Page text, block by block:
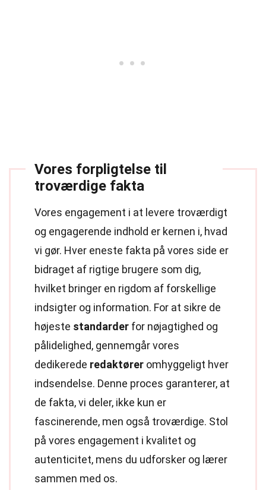
Vores forpligtelse til
troværdige fakta
Vores engagement i at levere troværdigt
og engagerende indhold er kernen i, hvad
vi gør. Hver eneste fakta på vores side er
bidraget af rigtige brugere som dig,
hvilket bringer en rigdom af forskellige
indsigter og information. For at sikre de
højeste standarder for nøjagtighed og
pålidelighed, gennemgår vores
dedikerede redaktører omhyggeligt hver
indsendelse. Denne proces garanterer, at
de fakta, vi deler, ikke kun er
fascinerende, men også troværdige. Stol
på vores engagement i kvalitet og
autenticitet, mens du udforsker og lærer
sammen med os.